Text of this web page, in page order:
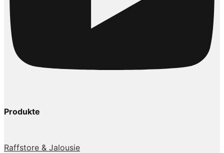
Produkte
Raffstore & Jalousie